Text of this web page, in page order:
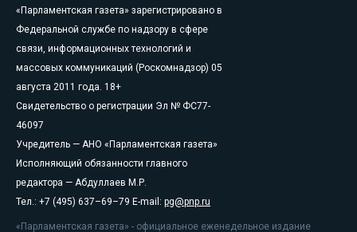
«Парламентская газета» зарегистрировано в
Федеральной службе по надзору в сфере
связи, информационных технологий и
массовых коммуникаций (Роскомнадзор) 05
августа 2011 года. 18+
Свидетельство о регистрации Эл № ФС77-
46097
Учредитель — АНО «Парламентская газета»
Исполняющий обязанности главного
редактора — Абдуллаев М.Р.
Тел.: +7 (495) 637–69–79 E-mail: pg@pnp.ru
«Парламентская газета» - официальное еженедельное издание